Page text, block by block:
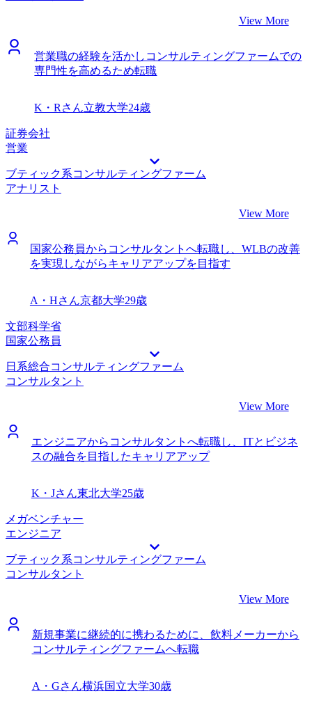
れら全てが、高い解像度で私の手元に来たことは、転職活動
において最も大きな収穫であると考えています。 驕りがあ
ったことは反省点です。自分なら少し対策をすればいけるだ
ろうという根拠のない自信があり、そのせいで落ちてしまっ
たからよいものの、軽率であったと考えております。 転職
前は年収550万円、転職後は年収600万円になりました。
View More
営業職の経験を活かしコンサルティングファームでの
専門性を高めるため転職
K・Rさん立教大学24歳
証券会社
営業
ブティック系コンサルティングファーム
アナリスト
View More
国家公務員からコンサルタントへ転職し、WLBの改善
を実現しながらキャリアアップを目指す
A・Hさん京都大学29歳
文部科学省
国家公務員
日系総合コンサルティングファーム
コンサルタント
View More
エンジニアからコンサルタントへ転職し、ITとビジネ
スの融合を目指したキャリアアップ
K・Jさん東北大学25歳
メガベンチャー
エンジニア
ブティック系コンサルティングファーム
コンサルタント
View More
新規事業に継続的に携わるために、飲料メーカーから
コンサルティングファームへ転職
A・Gさん横浜国立大学30歳